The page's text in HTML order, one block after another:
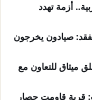
أزمة تهدد
صيادون يخرجون
ميثاق للتعاون مع
قرية قاومت حصار